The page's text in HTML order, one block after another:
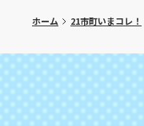
ホーム 21市町いまコレ！